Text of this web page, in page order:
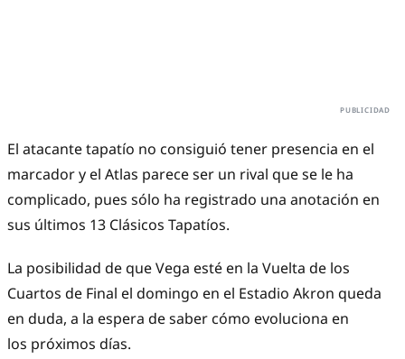
El atacante tapatío no consiguió tener presencia en el
marcador y el Atlas parece ser un rival que se le ha
complicado, pues sólo ha registrado una anotación en
sus últimos 13 Clásicos Tapatíos.
La posibilidad de que Vega esté en la Vuelta de los
Cuartos de Final el domingo en el Estadio Akron queda
en duda, a la espera de saber cómo evoluciona en
los próximos días.